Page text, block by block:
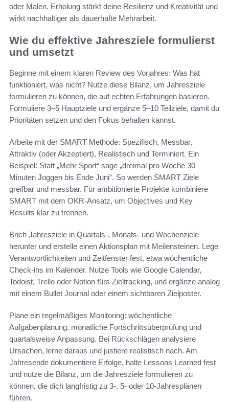
oder Malen. Erholung stärkt deine Resilienz und Kreativität und
wirkt nachhaltiger als dauerhafte Mehrarbeit.
Wie du effektive Jahresziele formulierst
und umsetzt
Beginne mit einem klaren Review des Vorjahres: Was hat
funktioniert, was nicht? Nutze diese Bilanz, um Jahresziele
formulieren zu können, die auf echten Erfahrungen basieren.
Formuliere 3–5 Hauptziele und ergänze 5–10 Teilziele, damit du
Prioritäten setzen und den Fokus behalten kannst.
Arbeite mit der SMART Methode: Spezifisch, Messbar,
Attraktiv (oder Akzeptiert), Realistisch und Terminiert. Ein
Beispiel: Statt „Mehr Sport“ sage „dreimal pro Woche 30
Minuten Joggen bis Ende Juni“. So werden SMART Ziele
greifbar und messbar. Für ambitionierte Projekte kombiniere
SMART mit dem OKR-Ansatz, um Objectives und Key
Results klar zu trennen.
Brich Jahresziele in Quartals-, Monats- und Wochenziele
herunter und erstelle einen Aktionsplan mit Meilensteinen. Lege
Verantwortlichkeiten und Zeitfenster fest, etwa wöchentliche
Check-ins im Kalender. Nutze Tools wie Google Calendar,
Todoist, Trello oder Notion fürs Zieltracking, und ergänze analog
mit einem Bullet Journal oder einem sichtbaren Zielposter.
Plane ein regelmäßiges Monitoring: wöchentliche
Aufgabenplanung, monatliche Fortschrittsüberprüfung und
quartalsweise Anpassung. Bei Rückschlägen analysiere
Ursachen, lerne daraus und justiere realistisch nach. Am
Jahresende dokumentiere Erfolge, halte Lessons Learned fest
und nutze die Bilanz, um die Jahresziele formulieren zu
können, die dich langfristig zu 3‑, 5‑ oder 10‑Jahresplänen
führen.